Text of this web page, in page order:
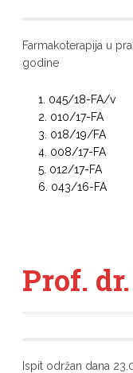
Farmakoterapija u
godine
045/18-
010/17-
018/19/
008/17-
012/17-
043/16-
Prof.
Ispit održan dana